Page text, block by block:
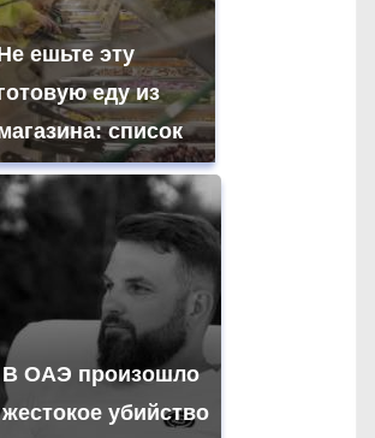
ешьте эту
еду из
список
В ОАЭ произошло
жестокое убийство